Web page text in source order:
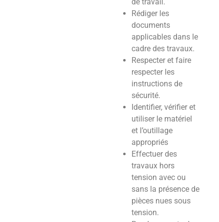
Rédiger les
documents
applicables dans le
cadre des travaux.
Respecter et faire
respecter les
instructions de
sécurité.
Identifier, vérifier et
utiliser le matériel
et l’outillage
appropriés
Effectuer des
travaux hors
tension avec ou
sans la présence de
pièces nues sous
tension.